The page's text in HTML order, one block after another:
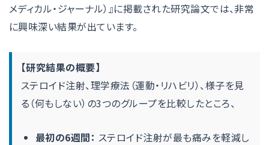
メディカル・ジャーナル）』に掲載された研究論文では、非常
に興味深い結果が出ています。
【研究結果の概要】
ステロイド注射、理学療法（運動・リハビリ）、様子を見
る（何もしない）の3つのグループを比較したところ、
最初の6週間： ステロイド注射が最も痛みを軽減し